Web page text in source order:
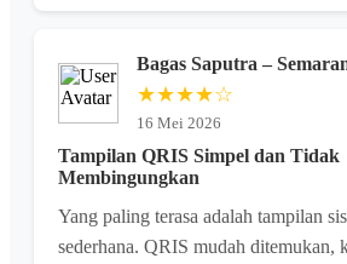
Bagas Saputra –
★★★★☆
16 Mei 2026
Tampilan QRIS Simpel dan Tidak
Membingungkan
Yang paling terasa adalah tampilan
sederhana. QRIS mudah ditemukan,